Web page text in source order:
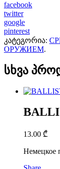
facebook
twitter
google
pinterest
კატეგორია:
ОРУЖИЕМ.
სხვა
13.00 ₾
Немецкое